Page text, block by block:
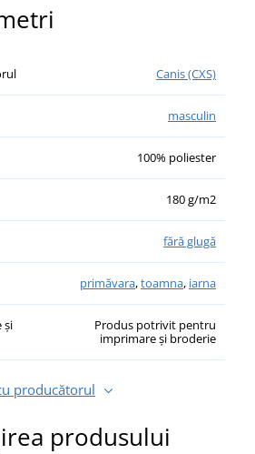
Canis (CXS)
masculin
100% poliester
180 g/m2
fără glugă
primăvara,toamna, iarna
și
Produs potrivit pentru
imprimare și broderie
producătorul
produsului